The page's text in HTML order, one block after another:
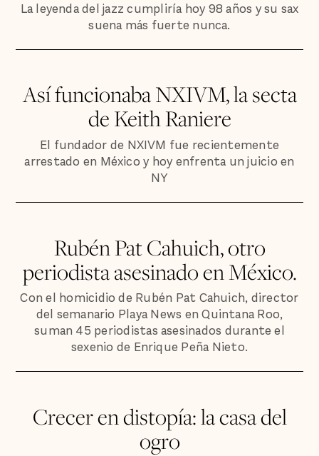
La leyenda del jazz cumpliría hoy 98 años y su sax
suena más fuerte nunca.
Así funcionaba NXIVM, la secta
de Keith Raniere
El fundador de NXIVM fue recientemente
arrestado en México y hoy enfrenta un juicio en
NY
Rubén Pat Cahuich, otro
periodista asesinado en México.
Con el homicidio de Rubén Pat Cahuich, director
del semanario Playa News en Quintana Roo,
suman 45 periodistas asesinados durante el
sexenio de Enrique Peña Nieto.
Crecer en distopía: la casa del
ogro